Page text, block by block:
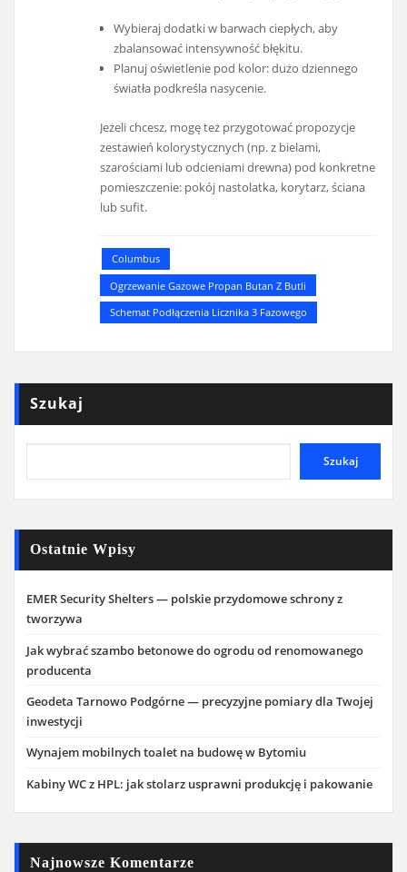
Wybieraj dodatki w barwach ciepłych, aby
zbalansować intensywność błękitu.
Planuj oświetlenie pod kolor: dużo dziennego
światła podkreśla nasycenie.
Jeżeli chcesz, mogę też przygotować propozycje
zestawień kolorystycznych (np. z bielami,
szarościami lub odcieniami drewna) pod konkretne
pomieszczenie: pokój nastolatka, korytarz, ściana
lub sufit.
Columbus
Ogrzewanie Gazowe Propan Butan Z Butli
Schemat Podłączenia Licznika 3 Fazowego
Szukaj
Szukaj
Ostatnie Wpisy
EMER Security Shelters — polskie przydomowe schrony z
tworzywa
Jak wybrać szambo betonowe do ogrodu od renomowanego
producenta
Geodeta Tarnowo Podgórne — precyzyjne pomiary dla Twojej
inwestycji
Wynajem mobilnych toalet na budowę w Bytomiu
Kabiny WC z HPL: jak stolarz usprawni produkcję i pakowanie
Najnowsze Komentarze